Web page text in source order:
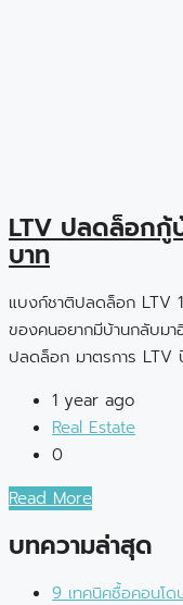
LTV ปลดล็อกกู้
บาท
แบงก์ชาติปลดล็อก LTV
ของคนอยากมีบ้านกลับมา
ปลดล็อก มาตรการ LTV
1 year ago
Real Estate
0
Read More
บทความล่าสุด
9 เทคนิคซื้อคอนโด